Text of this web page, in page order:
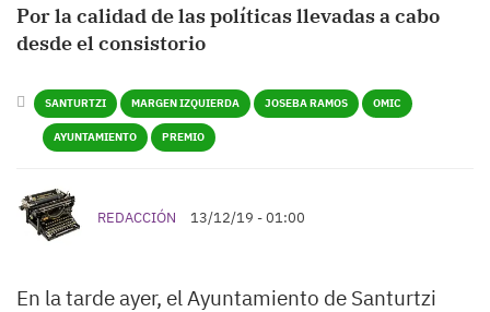
Por la calidad de las políticas llevadas a cabo
desde el consistorio
SANTURTZI MARGEN IZQUIERDA JOSEBA RAMOS OMIC
AYUNTAMIENTO PREMIO
REDACCIÓN 13/12/19 - 01:00
En la tarde ayer, el Ayuntamiento de Santurtzi